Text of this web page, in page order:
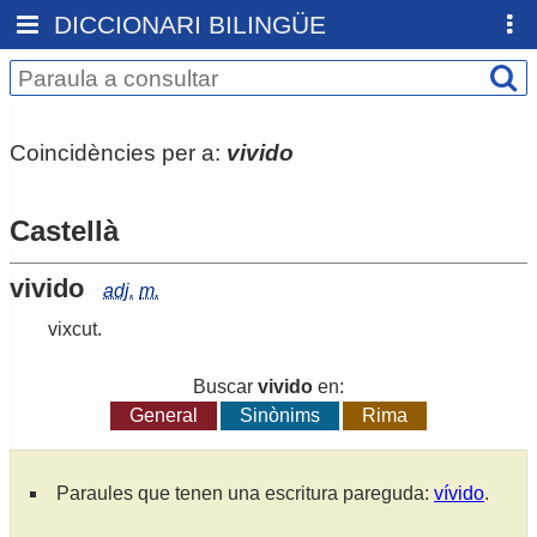
DICCIONARI BILINGÜE
Coincidències per a: vivido
Castellà
vivido adj. m.
vixcut.
Buscar vivido en:
General
Sinònims Rima
Paraules que tenen una escritura pareguda: vívido.